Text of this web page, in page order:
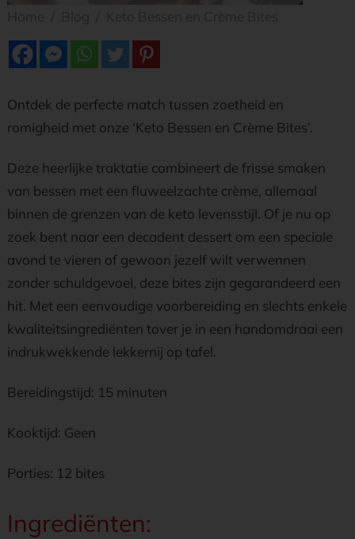
Ontdek de perfecte match tussen zoetheid en
romigheid met onze ‘Keto Bessen en Crème Bites’.
Deze heerlijke traktatie combineert de frisse smaken
van bessen met een fluweelzachte crème, allemaal
binnen de grenzen van de keto levensstijl. Of je nu op
zoek bent naar een decadent dessert om een speciale
avond te vieren of gewoon jezelf wilt verwennen
zonder schuldgevoel, deze bites zijn gegarandeerd een
hit. Met een eenvoudige voorbereiding en slechts enkele
kwaliteitsingrediënten tover je in een handomdraai een
indrukwekkende lekkernij op tafel.
Bereidingstijd: 15 minuten
Kooktijd: Geen
Porties: 12 bites
Ingrediënten: